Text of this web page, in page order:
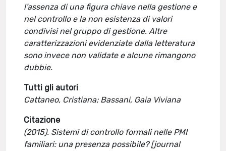
l’assenza di una figura chiave nella gestione e
nel controllo e la non esistenza di valori
condivisi nel gruppo di gestione. Altre
caratterizzazioni evidenziate dalla letteratura
sono invece non validate e alcune rimangono
dubbie.
Tutti gli autori
Cattaneo, Cristiana; Bassani, Gaia Viviana
Citazione
(2015). Sistemi di controllo formali nelle PMI
familiari: una presenza possibile? [journal